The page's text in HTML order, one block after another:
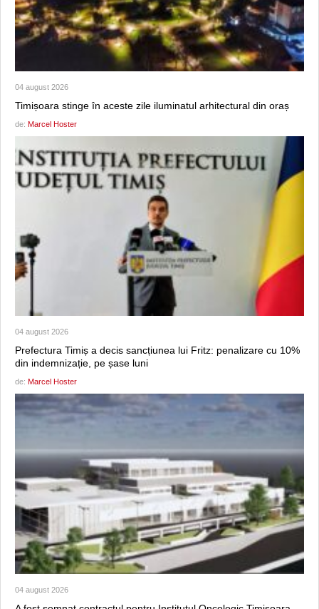
04 august 2026
Timișoara stinge în aceste zile iluminatul arhitectural din oraș
de: Marcel Hoster
04 august 2026
Prefectura Timiș a decis sancțiunea lui Fritz: penalizare cu 10%
din indemnizație, pe șase luni
de: Marcel Hoster
04 august 2026